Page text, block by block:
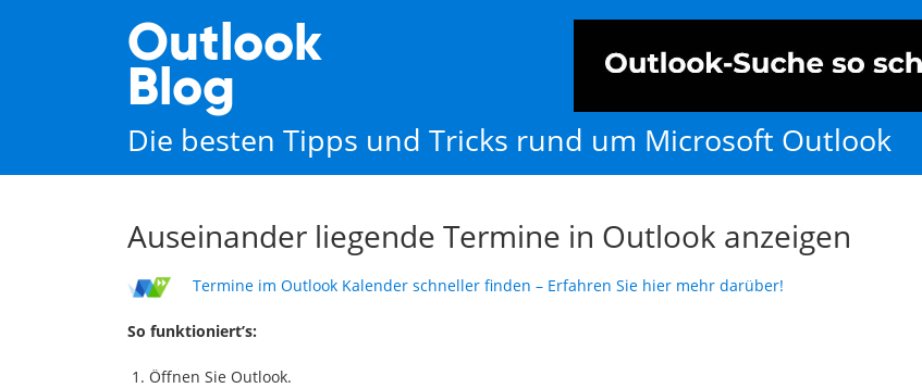
Outlook
Blog
Die besten Tipps und Tricks rund um Microsoft Outlook
Auseinander liegende Termine in Outlook anzeigen
Termine im Outlook Kalender schneller finden – Erfahren Sie hier mehr darüber!
So funktioniert’s:
Öffnen Sie Outlook.